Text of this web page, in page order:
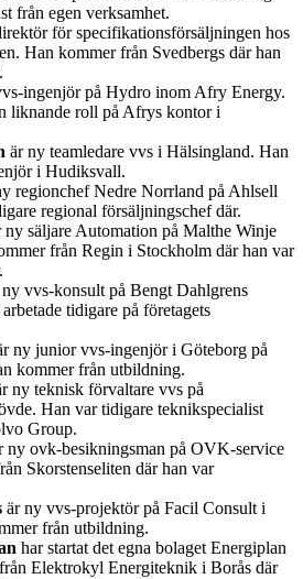
från egen verksamhet.
för specifikationsförsäljningen hos
Han kommer från Svedbergs där han
ingenjör på Hydro inom Afry Energy.
liknande roll på Afrys kontor i
är ny teamledare vvs i Hälsingland. Han
i Hudiksvall.
regionchef Nedre Norrland på Ahlsell
regional försäljningschef där.
ny säljare Automation på Malthe Winje
från Regin i Stockholm där han var
vvs-konsult på Bengt Dahlgrens
tidigare på företagets
ny junior vvs-ingenjör i Göteborg på
kommer från utbildning.
ny teknisk förvaltare vvs på
Han var tidigare teknikspecialist
Group.
ny ovk-besikningsman på OVK-service
Skorstenseliten där han var
är ny vvs-projektör på Facil Consult i
från utbildning.
har startat det egna bolaget Energiplan
Elektrokyl Energiteknik i Borås där